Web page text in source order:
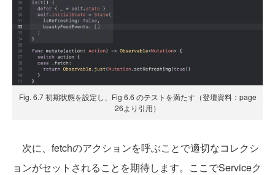
Fig. 6.7 初期状態を設定し、Fig 6.6 のテストを満たす（登壇資料：page
26より引用）
次に、fetchのアクションを呼ぶことで適切なコレクシ
ョンがセットされることを期待します。ここでServiceク